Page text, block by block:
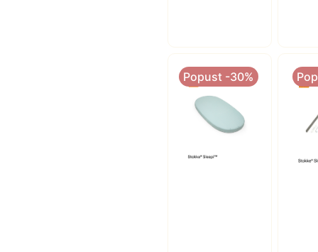
Popust -30%